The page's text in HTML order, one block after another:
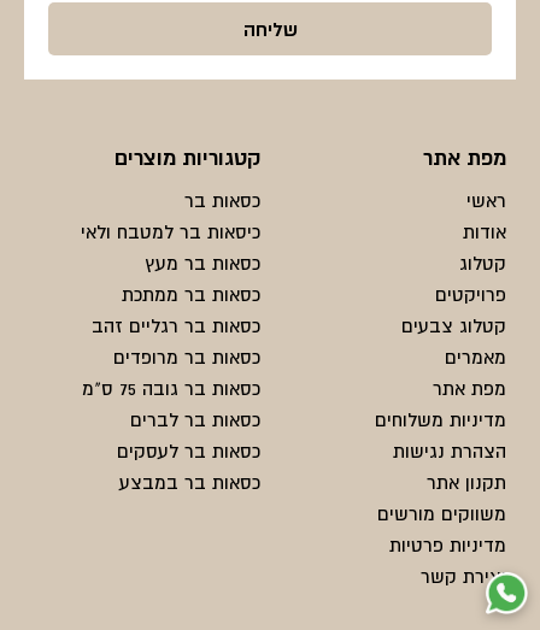
מפת אתר
ראשי
אודות
קטלוג
פרויקטים
קטלוג צבעים
מאמרים
מפת אתר
מדיניות משלוחים
הצהרת נגישות
תקנון אתר
משווקים מורשים
מדיניות פרטיות
יצירת קשר
קטגוריות מוצרים
כסאות בר
כיסאות בר למטבח ולאי
כסאות בר מעץ
כסאות בר ממתכת
כסאות בר רגליים זהב
כסאות בר מרופדים
כסאות בר גובה 75 ס"מ
כסאות בר לברים
כסאות בר לעסקים
כסאות בר במבצע